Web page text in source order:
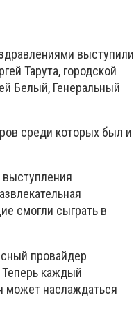
выступили
Тарута, городской
Белый, Генеральный
среди которых был и
выступления
смогли сыграть в
провайдер
Теперь каждый
может наслаждаться